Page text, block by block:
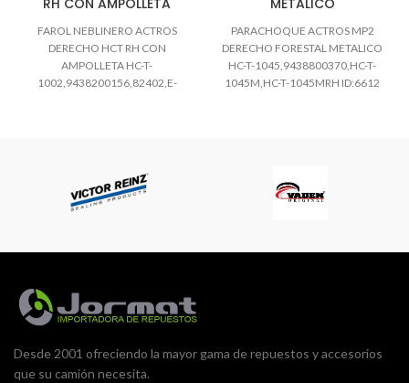
RH CON AMPOLLETA
FAROL NEBLINERO ACTROS
DERECHO HCT RH CON
AMPOLLETA HC-T-
1002,9438200156,82402,E-
METALICO
PARACHOQUE ACTROS MP2
DERECHO FORESTAL METALICO
HC-T-1045,9438800370,HC-T-
1045M,HC-T-1045MRH ID:6612
Desde 2001 ofreciendo la mayor gama de repuestos y accesorios
que su camión necesita.